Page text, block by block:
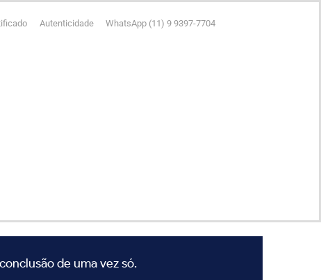
Autenticidade WhatsApp (11) 9 9397-7704
de uma vez só.